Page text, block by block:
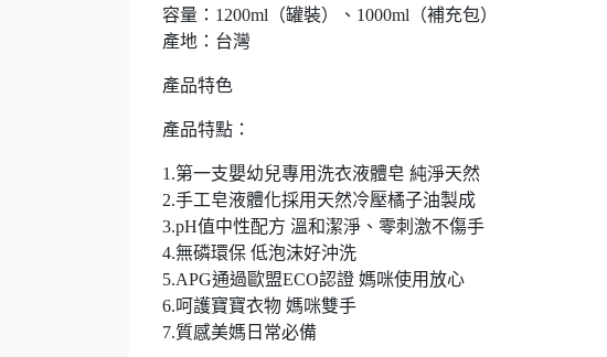
容量：1200ml（罐裝）、1000ml（補充包）
產地：台灣
產品特色
產品特點：
1.第一支嬰幼兒專用洗衣液體皂 純淨天然
2.手工皂液體化採用天然冷壓橘子油製成
3.pH值中性配方 溫和潔淨、零刺激不傷手
4.無磷環保 低泡沫好沖洗
5.APG通過歐盟ECO認證 媽咪使用放心
6.呵護寶寶衣物 媽咪雙手
7.質感美媽日常必備